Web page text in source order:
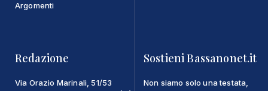
Argomenti
Redazione
Via Orazio Marinali, 51/53
Sostieni Bassanonet.it
Non siamo solo una testata,